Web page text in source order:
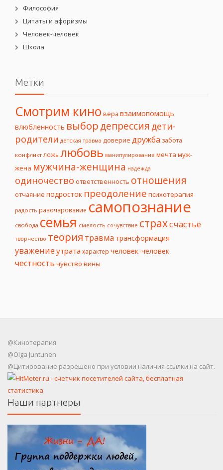
Философия
Цитаты и афоризмы
Человек-человек
Школа
Метки
Смотрим кино вера взаимопомощь
влюбленность выбордепрессия дети-
родители детская травма доверие дружба забота
конфликт ложь любовь манипулирование мечта муж-
жена мужчина-женщина надежда
одиночество ответственность отношения
отчаяние подросток преодоление психотерапия
радость разочарование самопознание
свобода семья смелость сочувствие страхсчастье
творчество теория травма трансформация
уважение утрата характер человек-человек
честность чувство вины
@Кинотерапия
@Olga Juntunen
@Цитирование разрешено при условии наличия ссылки на сайт.
Наши партнеры